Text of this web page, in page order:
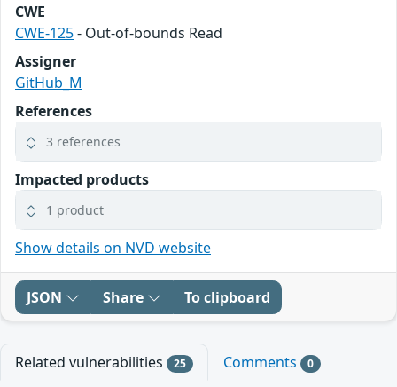
CWE
CWE-125- Out-of-bounds Read
Assigner
GitHub_M
References
3 references
Impacted products
1 product
Show details on NVD website
JSON Share To clipboard
Related vulnerabilities 25 Comments 0